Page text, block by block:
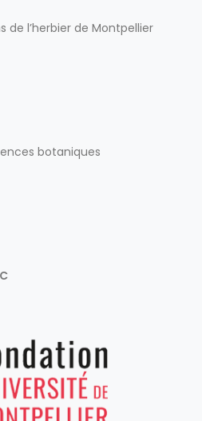
de l’herbier de Montpellier
botaniques